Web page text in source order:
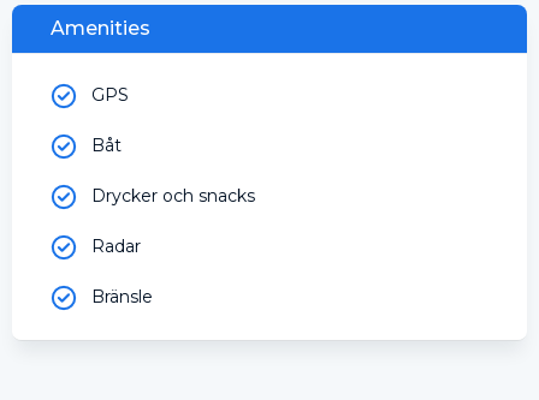
Amenities
GPS
Båt
Drycker och snacks
Radar
Bränsle